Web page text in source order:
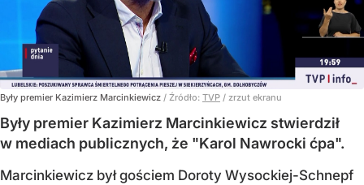
Były premier Kazimierz Marcinkiewicz / Źródło: TVP / zrzut ekranu
Były premier Kazimierz Marcinkiewicz stwierdził
w mediach publicznych, że "Karol Nawrocki ćpa".
Marcinkiewicz był gościem Doroty Wysockiej-Schnepf